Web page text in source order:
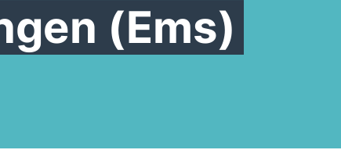
(Ems)